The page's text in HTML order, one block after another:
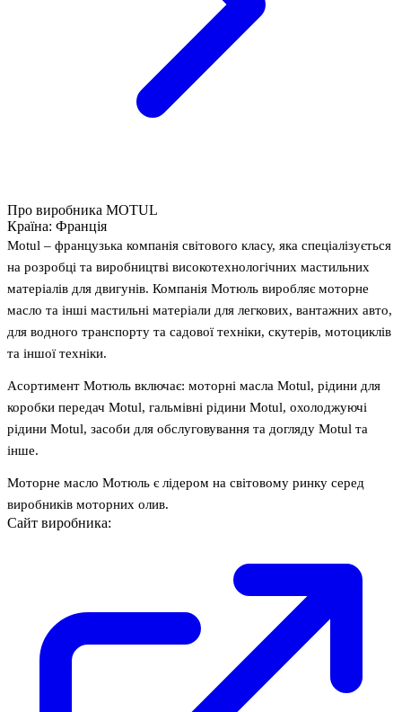
Про виробника MOTUL
Країна: Франція
Motul – французька компанія світового класу, яка спеціалізується
на розробці та виробництві високотехнологічних мастильних
матеріалів для двигунів. Компанія Мотюль виробляє моторне
масло та інші мастильні матеріали для легкових, вантажних авто,
для водного транспорту та садової техніки, скутерів, мотоциклів
та іншої техніки.
Асортимент Мотюль включає: моторні масла Motul, рідини для
коробки передач Motul, гальмівні рідини Motul, охолоджуючі
рідини Motul, засоби для обслуговування та догляду Motul та
інше.
Моторне масло Мотюль є лідером на світовому ринку серед
виробників моторних олив.
Сайт виробника: